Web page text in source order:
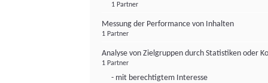
1 Partner
Messung der Performance von Inhalten
1 Partner
Analyse von Zielgruppen durch Statistiken oder
1 Partner
- mit berechtigtem Interesse